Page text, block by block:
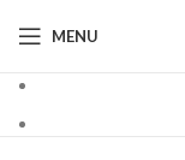
MENU